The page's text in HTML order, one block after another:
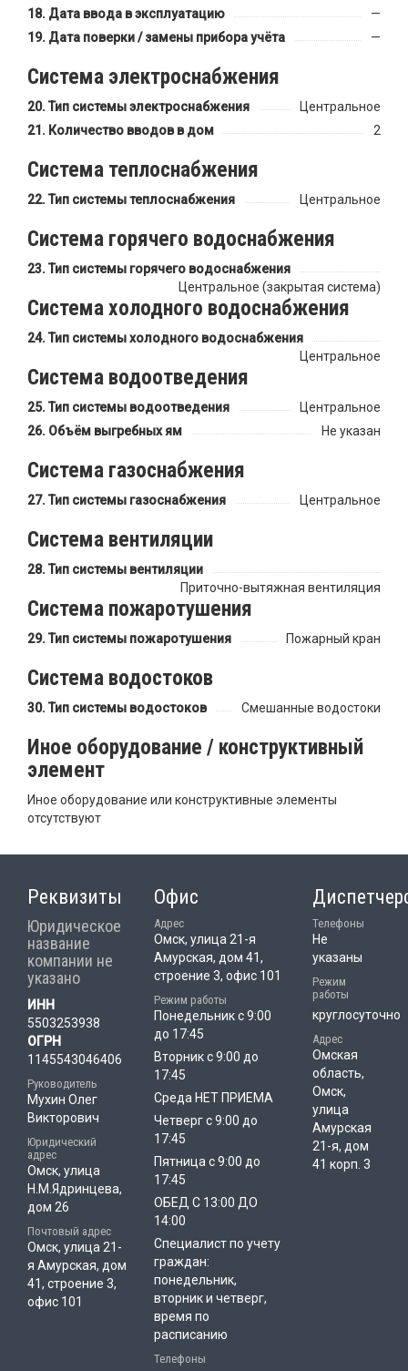
Дата ввода в эксплуатацию
—
Дата поверки / замены прибора учёта
—
Система электроснабжения
Тип системы электроснабжения
Центральное
Количество вводов в дом
2
Система теплоснабжения
Тип системы теплоснабжения Центральное
Система горячего водоснабжения
Тип системы горячего водоснабжения
Центральное (закрытая система)
Система холодного водоснабжения
Тип системы холодного водоснабжения
Центральное
Система водоотведения
Тип системы водоотведения
Центральное
Объём выгребных ям
Не указан
Система газоснабжения
Тип системы газоснабжения Центральное
Система вентиляции
Тип системы вентиляции
Приточно-вытяжная вентиляция
Система пожаротушения
Тип системы пожаротушения Пожарный кран
Система водостоков
Тип системы водостоков Смешанные водостоки
Иное оборудование / конструктивный
элемент
Иное оборудование или конструктивные элементы
отсутствуют
Реквизиты
Юридическое
название
компании не
указано
ИНН
5503253938
ОГРН
1145543046406
Руководитель
Мухин Олег
Викторович
Юридический
адрес
Омск, улица
Н.М.Ядринцева,
дом 26
Почтовый адрес
Омск, улица 21-
я Амурская, дом
41, строение 3,
офис 101
Офис
Адрес
Омск, улица 21-я
Амурская, дом 41,
строение 3, офис 101
Режим работы
Понедельник с 9:00
до 17:45
Вторник с 9:00 до
17:45
Среда НЕТ ПРИЕМА
Четверг с 9:00 до
17:45
Пятница с 9:00 до
17:45
ОБЕД С 13:00 ДО
14:00
Специалист по учету
граждан:
понедельник,
вторник и четверг,
время по
расписанию
Телефоны
Телефоны
Не
указаны
Режим
работы
круглосуточно
Адрес
Омская
область,
Омск,
улица
Амурская
21-я, дом
41 корп. 3